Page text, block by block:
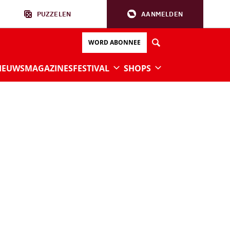
PUZZELEN AANMELDEN
WORD ABONNEE
MAGAZINESFESTIVAL SHOPS